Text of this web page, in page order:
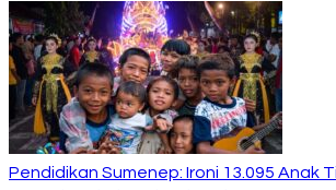
Pendidikan Sumenep: Ironi 13.095 Anak